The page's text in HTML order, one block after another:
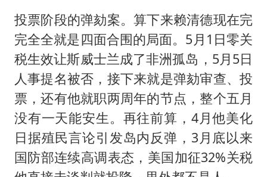
投票阶段的弹劾案。算下来赖清德现在完
完全全就是四面合围的局面。5月1日零关
税生效让斯威士兰成了非洲孤岛，5月5日
人事提名被否，接下来就是弹劾审查、投
票，还有他就职两周年的节点，整个五月
没有一天能安生。再往前算，4月他美化
日据殖民言论引发岛内反弹，3月底以来
国防部连续高调表态，美国加征32%关税